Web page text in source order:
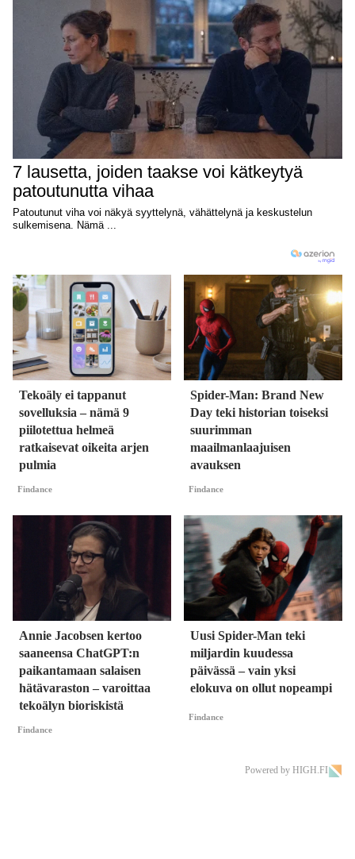
Tekoäly ei tappanut
sovelluksia – nämä 9
piilotettua helmeä
ratkaisevat oikeita arjen
pulmia
Findance
Spider-Man: Brand New
Day teki historian toiseksi
suurimman
maailmanlaajuisen
avauksen
Findance
Annie Jacobsen kertoo
saaneensa ChatGPT:n
paikantamaan salaisen
hätävaraston – varoittaa
tekoälyn bioriskistä
Findance
Uusi Spider-Man teki
miljardin kuudessa
päivässä – vain yksi
elokuva on ollut nopeampi
Findance
Powered by HIGH.FI